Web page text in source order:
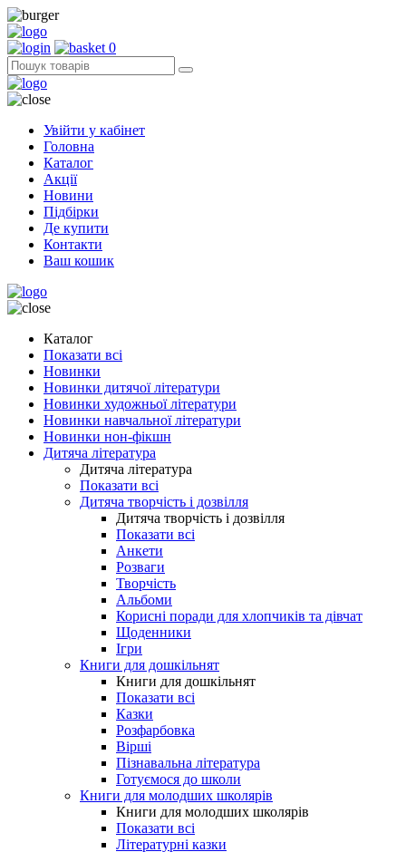
0
Увійти у кабінет
Головна
Каталог
Акції
Новини
Підбірки
Де купити
Контакти
Ваш кошик
Каталог
Показати всі
Новинки
Новинки дитячої літератури
Новинки художньої літератури
Новинки навчальної літератури
Новинки нон-фікшн
Дитяча література
Дитяча література
Показати всі
Дитяча творчість і дозвілля
Дитяча творчість і дозвілля
Показати всі
Анкети
Розваги
Творчість
Альбоми
Корисні поради для хлопчиків та дівчат
Щоденники
Ігри
Книги для дошкільнят
Книги для дошкільнят
Показати всі
Казки
Розфарбовка
Вірші
Пізнавальна література
Готуємося до школи
Книги для молодших школярів
Книги для молодших школярів
Показати всі
Літературні казки